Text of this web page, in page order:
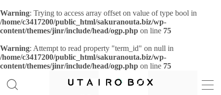
Warning: Trying to access array offset on value of type bool in
/home/c3417200/public_html/sakuranouta.biz/wp-
content/themes/jinr/include/head/ogp.php on line 75
Warning: Attempt to read property "term_id" on null in
/home/c3417200/public_html/sakuranouta.biz/wp-
content/themes/jinr/include/head/ogp.php on line 75
background 背景